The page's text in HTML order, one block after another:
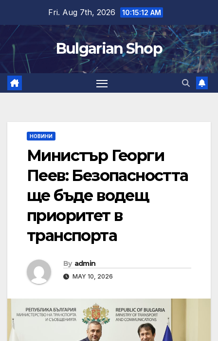
content
Fri. Aug 7th, 2026 10:15:12 AM
Bulgarian Shop
НОВИНИ
Министър Георги
Пеев: Безопасността
ще бъде водещ
приоритет в
транспорта
By admin
MAY 10, 2026